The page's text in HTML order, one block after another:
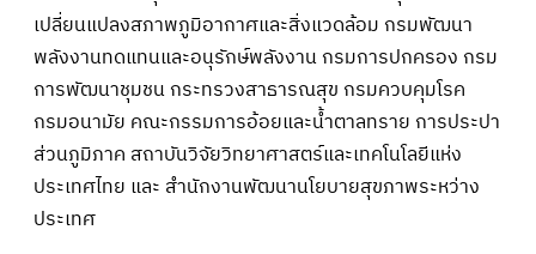
เปลี่ยนแปลงสภาพภูมิอากาศและสิ่งแวดล้อม กรมพัฒนา
พลังงานทดแทนและอนุรักษ์พลังงาน กรมการปกครอง กรม
การพัฒนาชุมชน กระทรวงสาธารณสุข กรมควบคุมโรค
กรมอนามัย คณะกรรมการอ้อยและน้ำตาลทราย การประปา
ส่วนภูมิภาค สถาบันวิจัยวิทยาศาสตร์และเทคโนโลยีแห่ง
ประเทศไทย และ สำนักงานพัฒนานโยบายสุขภาพระหว่าง
ประเทศ